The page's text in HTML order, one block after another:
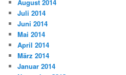
August 2014
Juli 2014
Juni 2014
Mai 2014
April 2014
März 2014
Januar 2014